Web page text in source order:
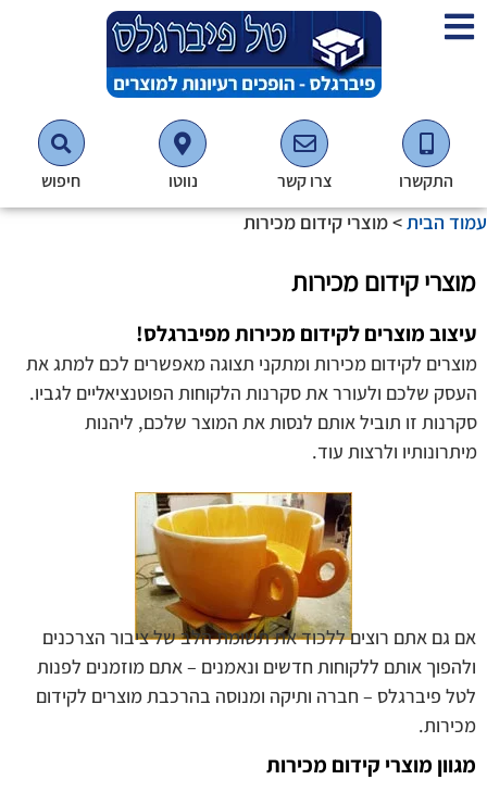
התקשרו צרו קשר נווטו חיפוש
עמוד הבית>מוצרי קידום מכירות
מוצרי קידום מכירות
עיצוב מוצרים לקידום מכירות מפיברגלס!
מוצרים לקידום מכירות ומתקני תצוגה מאפשרים לכם למתג את
העסק שלכם ולעורר את סקרנות הלקוחות הפוטנציאליים לגביו.
סקרנות זו תוביל אותם לנסות את המוצר שלכם, ליהנות
מיתרונותיו ולרצות עוד.
אם גם אתם רוצים ללכוד את תשומת הלב של ציבור הצרכנים
ולהפוך אותם ללקוחות חדשים ונאמנים – אתם מוזמנים לפנות
לטל פיברגלס – חברה ותיקה ומנוסה בהרכבת מוצרים לקידום
מכירות.
מגוון מוצרי קידום מכירות